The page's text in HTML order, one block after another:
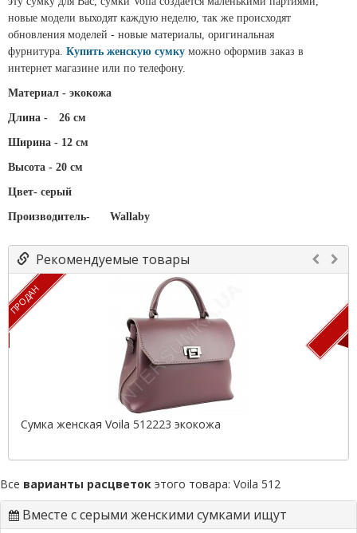
новые модели выходят каждую неделю, так же происходят
обновления моделей - новые материалы, оригинальная
фурнитура. Купить женскую сумку можно оформив заказ в
интернет магазине или по телефону.
Материал - экокожа
Длина - 26 см
Ширина - 12 см
Высота - 20 см
Цвет- серый
Производитель- Wallaby
Рекомендуемые товары
ПРОДАН
Сумка женская Voila 512223 экокожа
Все варианты расцветок этого товара: Voila 512
Вместе с серыми женскими сумками ищут